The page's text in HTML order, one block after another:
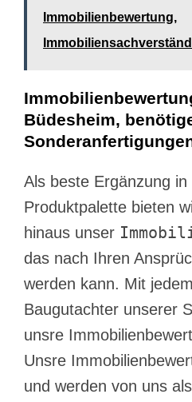
Immobilienbewertung,
Büdesheim,
Als beste Ergänzung in
Produktpalette bieten
hinaus unser
das nach Ihren
werden kann. Mit
Baugutachter unserer
unsre
Unsre
und werden von uns